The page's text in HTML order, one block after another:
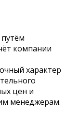
компании
характер
цен и
менеджерам.